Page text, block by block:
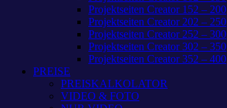
Projektseiten Creator 152 – 200
Projektseiten Creator 202 – 250
Projektseiten Creator 252 – 300
Projektseiten Creator 302 – 350
Projektseiten Creator 352 – 400
PREISE
PREISKALKOLATOR
VIDEO & FOTO